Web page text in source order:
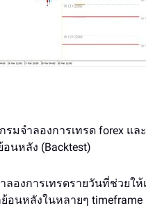
มจำลองการเทรด forex แ
นหลัง (Backtest)
ลองการเทรดรายวันที่ช่วยใ
อนหลังในหลายๆ timeframe